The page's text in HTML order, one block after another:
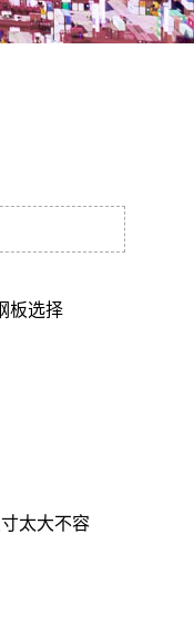
板选择
太大不容